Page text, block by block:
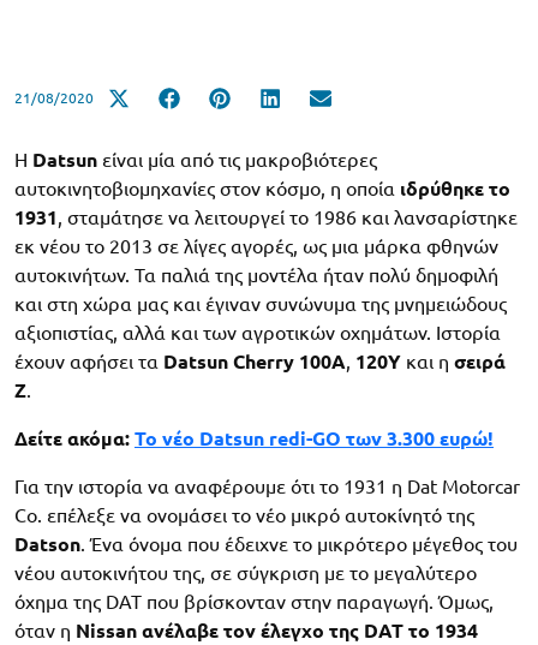
21/08/2020
Η Datsun είναι μία από τις μακροβιότερες
αυτοκινητοβιομηχανίες στον κόσμο, η οποία ιδρύθηκε το
1931, σταμάτησε να λειτουργεί το 1986 και λανσαρίστηκε
εκ νέου το 2013 σε λίγες αγορές, ως μια μάρκα φθηνών
αυτοκινήτων. Τα παλιά της μοντέλα ήταν πολύ δημοφιλή
και στη χώρα μας και έγιναν συνώνυμα της μνημειώδους
αξιοπιστίας, αλλά και των αγροτικών οχημάτων. Ιστορία
έχουν αφήσει τα Datsun Cherry 100A, 120Y και η σειρά
Z.
Δείτε ακόμα: Το νέο Datsun redi-GO των 3.300 ευρώ!
Για την ιστορία να αναφέρουμε ότι το 1931 η Dat Motorcar
Co. επέλεξε να ονομάσει το νέο μικρό αυτοκίνητό της
Datson. Ένα όνομα που έδειχνε το μικρότερο μέγεθος του
νέου αυτοκινήτου της, σε σύγκριση με το μεγαλύτερο
όχημα της DAT που βρίσκονταν στην παραγωγή. Όμως,
όταν η Nissan ανέλαβε τον έλεγχο της DAT το 1934